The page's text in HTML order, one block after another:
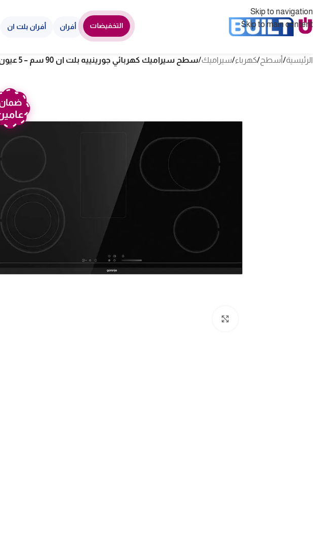
Skip to navigation
Skip to main content
التخفيضات أفران أفران بلت ان
الرئيسية/أسطح/كهرباء/سيراميك/سطح سيراميك كهربائي جورينييه بلت ان 90 سم – 5 عيون – أسود ECS959BCSC